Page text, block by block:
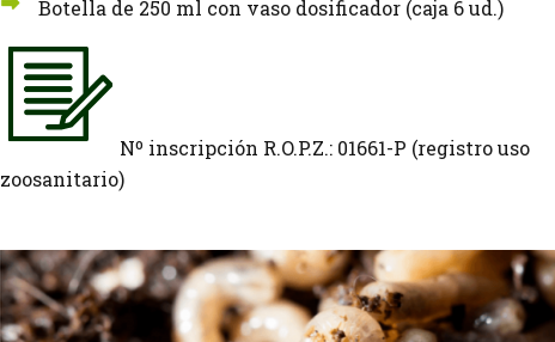
Botella de 250 ml con vaso dosificador (caja 6 ud.)
Nº inscripción R.O.P.Z.: 01661-P (registro uso
zoosanitario)